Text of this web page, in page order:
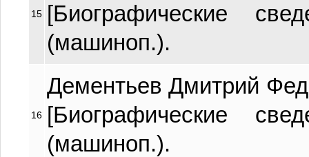
15 [Биографические
(машиноп.).
16
Дементьев Дмитрий
[Биографические
(машиноп.).